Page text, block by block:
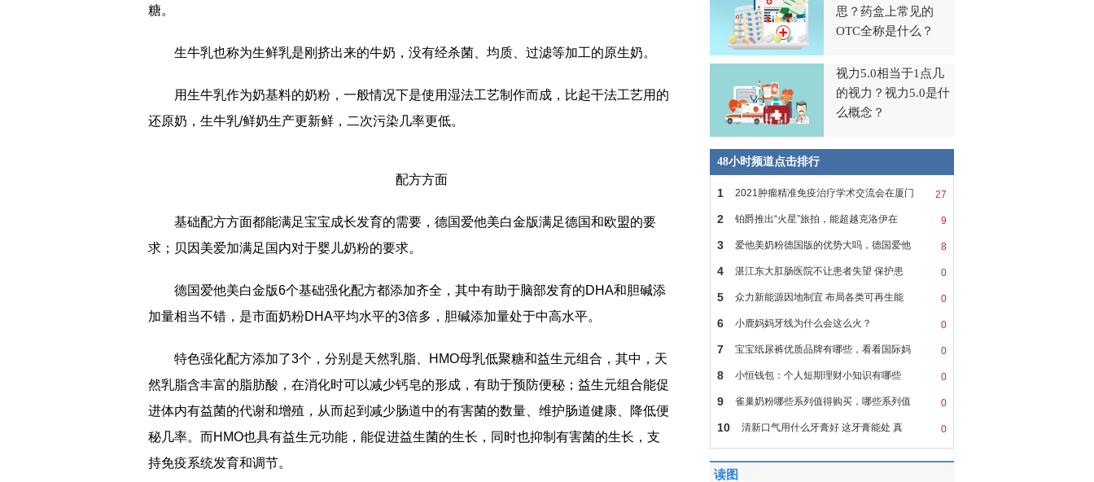
糖。
生牛乳也称为生鲜乳是刚挤出来的牛奶，没有经杀菌、均质、过滤等加工的原生奶。
用生牛乳作为奶基料的奶粉，一般情况下是使用湿法工艺制作而成，比起干法工艺用的
还原奶，生牛乳/鲜奶生产更新鲜，二次污染几率更低。
配方方面
基础配方方面都能满足宝宝成长发育的需要，德国爱他美白金版满足德国和欧盟的要
求；贝因美爱加满足国内对于婴儿奶粉的要求。
德国爱他美白金版6个基础强化配方都添加齐全，其中有助于脑部发育的DHA和胆碱添
加量相当不错，是市面奶粉DHA平均水平的3倍多，胆碱添加量处于中高水平。
特色强化配方添加了3个，分别是天然乳脂、HMO母乳低聚糖和益生元组合，其中，天
然乳脂含丰富的脂肪酸，在消化时可以减少钙皂的形成，有助于预防便秘；益生元组合能促
进体内有益菌的代谢和增殖，从而起到减少肠道中的有害菌的数量、维护肠道健康、降低便
秘几率。而HMO也具有益生元功能，能促进益生菌的生长，同时也抑制有害菌的生长，支
持免疫系统发育和调节。
思？药盒上常见的
OTC全称是什么？
视力5.0相当于1点几
的视力？视力5.0是什
么概念？
48小时频道点击排行
27
1 2021肿瘤精准免疫治疗学术交流会在厦门
9
2 铂爵推出“火星”旅拍，能超越克洛伊在
8
3 爱他美奶粉德国版的优势大吗，德国爱他
0
4 湛江东大肛肠医院不让患者失望 保护患
0
5 众力新能源因地制宜 布局各类可再生能
0
6 小鹿妈妈牙线为什么会这么火？
0
7 宝宝纸尿裤优质品牌有哪些，看看国际妈
0
8 小恒钱包：个人短期理财小知识有哪些
0
9 雀巢奶粉哪些系列值得购买，哪些系列值
0
10 清新口气用什么牙膏好 这牙膏能处 真
读图